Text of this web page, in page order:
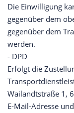
Die Einwilligung
gegenüber dem
gegenüber dem
werden.
- DPD
Erfolgt die
Wailandtstraße 1,
E-Mail-Adresse